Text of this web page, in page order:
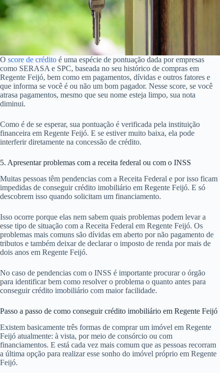
O score de crédito é uma espécie de pontuação dada por empresas
como SERASA e SPC, baseada no seu histórico de compras em
Regente Feijó, bem como em pagamentos, dívidas e outros fatores e
que informa se você é ou não um bom pagador. Nesse score, se você
atrasa pagamentos, mesmo que seu nome esteja limpo, sua nota
diminui.
Como é de se esperar, sua pontuação é verificada pela instituição
financeira em Regente Feijó. E se estiver muito baixa, ela pode
interferir diretamente na concessão de crédito.
5. Apresentar problemas com a receita federal ou com o INSS
Muitas pessoas têm pendencias com a Receita Federal e por isso ficam
impedidas de conseguir crédito imobiliário em Regente Feijó. E só
descobrem isso quando solicitam um financiamento.
Isso ocorre porque elas nem sabem quais problemas podem levar a
esse tipo de situação com a Receita Federal em Regente Feijó. Os
problemas mais comuns são dívidas em aberto por não pagamento de
tributos e também deixar de declarar o imposto de renda por mais de
dois anos em Regente Feijó.
No caso de pendencias com o INSS é importante procurar o órgão
para identificar bem como resolver o problema o quanto antes para
conseguir crédito imobiliário com maior facilidade.
Passo a passo de como conseguir crédito imobiliário em Regente Feijó
Existem basicamente três formas de comprar um imóvel em Regente
Feijó atualmente: à vista, por meio de consórcio ou com
financiamentos. E está cada vez mais comum que as pessoas recorram
a última opção para realizar esse sonho do imóvel próprio em Regente
Feijó.